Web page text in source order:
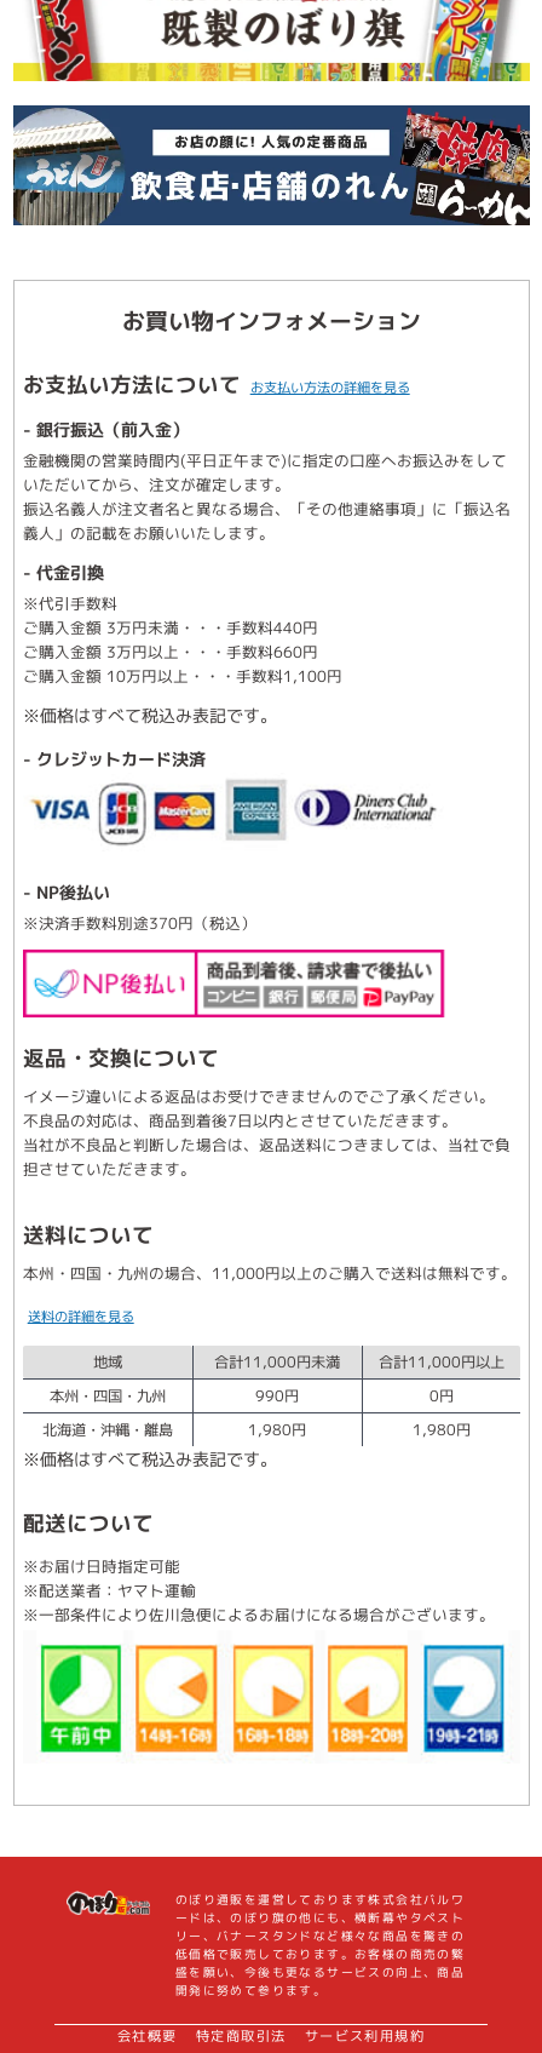
お買い物インフォメーション
お支払い方法について お支払い方法の詳細を見る
- 銀行振込（前入金）
金融機関の営業時間内(平日正午まで)に指定の口座へお振込みをして
いただいてから、注文が確定します。
振込名義人が注文者名と異なる場合、「その他連絡事項」に「振込名
義人」の記載をお願いいたします。
- 代金引換
※代引手数料
ご購入金額 3万円未満・・・手数料440円
ご購入金額 3万円以上・・・手数料660円
ご購入金額 10万円以上・・・手数料1,100円
※価格はすべて税込み表記です。
- クレジットカード決済
- NP後払い
※決済手数料別途370円（税込）
返品・交換について
イメージ違いによる返品はお受けできませんのでご了承ください。
不良品の対応は、商品到着後7日以内とさせていただきます。
当社が不良品と判断した場合は、返品送料につきましては、当社で負
担させていただきます。
送料について
本州・四国・九州の場合、11,000円以上のご購入で送料は無料です。
送料の詳細を見る
地域 合計11,000円未満
合計11,000円以上
本州・四国・九州
990円
0円
北海道・沖縄・離島
1,980円 1,980円
※価格はすべて税込み表記です。
配送について
※お届け日時指定可能
※配送業者：ヤマト運輸
※一部条件により佐川急便によるお届けになる場合がございます。
のぼり通販を運営しております株式会社バルワ
ードは、のぼり旗の他にも、横断幕やタペスト
リー、バナースタンドなど様々な商品を驚きの
低価格で販売しております。お客様の商売の繁
盛を願い、今後も更なるサービスの向上、商品
開発に努めて参ります。
会社概要 特定商取引法
サービス利用規約